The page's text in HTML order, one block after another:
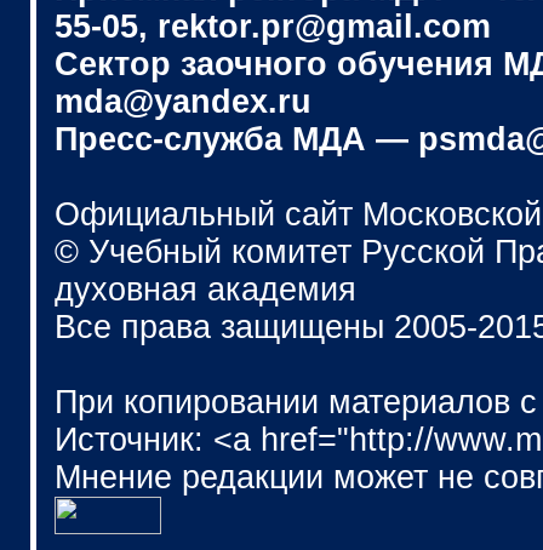
55-05, rektor.pr@gmail.com
Сектор заочного обучения
mda@yandex.ru
Пресс-служба МДА —
Официальный сайт
© Учебный комитет Русской
духовная академия
Все права защищены 2005-
При копировании материалов
Источник: <a href="http://
Мнение редакции может не